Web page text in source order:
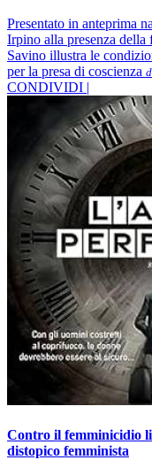
Presentato in anteprima
Irpino alla presenza
Savino illustra le
per la presa di coscienza
CONDIVIDI |
Contro il femminicidio
distopico femminista